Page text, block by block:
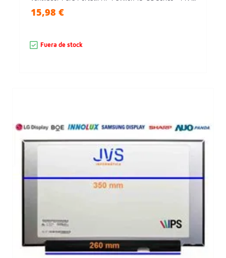
15,98 €
Fuera de stock